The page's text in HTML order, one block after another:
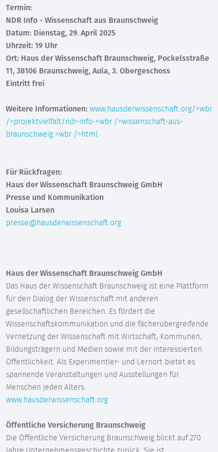
Termin:
NDR Info - Wissenschaft aus Braunschweig
Datum: Dienstag, 29. April 2025
Uhrzeit: 19 Uhr
Ort: Haus der Wissenschaft Braunschweig, Pockelsstraße
11, 38106 Braunschweig, Aula, 3. Obergeschoss
Eintritt frei
Weitere Informationen: www.hausderwissenschaft.org/<wbr
/>projektvielfalt/ndr-info-<wbr />wissenschaft-aus-
braunschweig.<wbr />html
Für Rückfragen:
Haus der Wissenschaft Braunschweig GmbH
Presse und Kommunikation
Louisa Larsen
presse@hausderwissenschaft.org
Haus der Wissenschaft Braunschweig GmbH
Das Haus der Wissenschaft Braunschweig ist eine Plattform
für den Dialog der Wissenschaft mit anderen
gesellschaftlichen Bereichen. Es fördert die
Wissenschaftskommunikation und die fächerübergreifende
Vernetzung der Wissenschaft mit Wirtschaft, Kommunen,
Bildungsträgern und Medien sowie mit der interessierten
Öffentlichkeit. Als Experimentier- und Lernort bietet es
spannende Veranstaltungen und Ausstellungen für
Menschen jeden Alters.
www.hausderwissenschaft.org
Öffentliche Versicherung Braunschweig
Die Öffentliche Versicherung Braunschweig blickt auf 270